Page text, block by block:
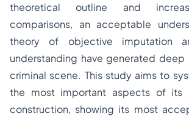
theoretical outline and
comparisons, an acceptable
theory of objective imputation
understanding have generated
criminal scene. This study aims to
the most important aspects of its
construction, showing its most